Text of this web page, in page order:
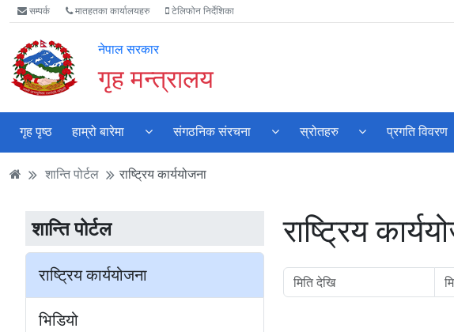
Accessibility
Mode
गर्नुहोस्
मुख्य
सामाग्री
पढ्नुहाेस्
मुख्य
नेभिगेसन
पढ्नुहाेस्
वेबसाइट
खोजमा
जानुहोस्
सम्पर्क मातहतका कार्यालयहरु टेलिफोन निर्देशिका
नेपाल सरकार
गृह मन्त्रालय
गृह पृष्ठ हाम्रो बारेमा संगठनिक संरचना स्रोतहरु प्रगति विवरण
शान्ति पोर्टल राष्ट्रिय कार्ययोजना
शान्ति पोर्टल
राष्ट्रिय कार्ययोजना
भिडियो
राष्ट्रिय